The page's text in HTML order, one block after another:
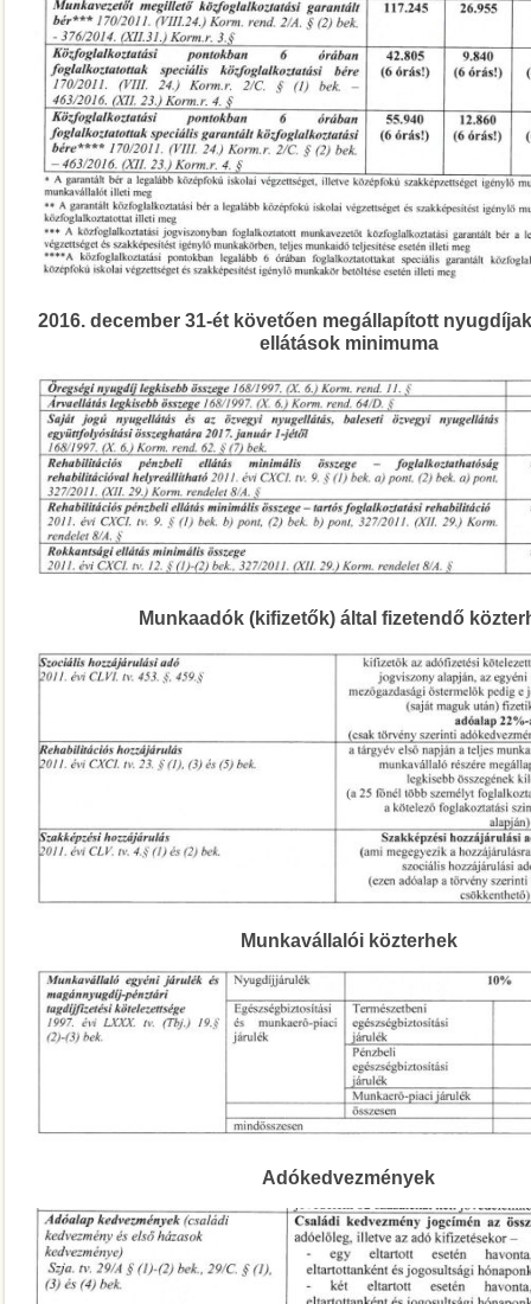
2016. december 31-ét követően megállapított
ellátások minimuma
Munkaadók (kifizetők) által fizetendő
Munkavállalói közterhek
Adókedvezmények